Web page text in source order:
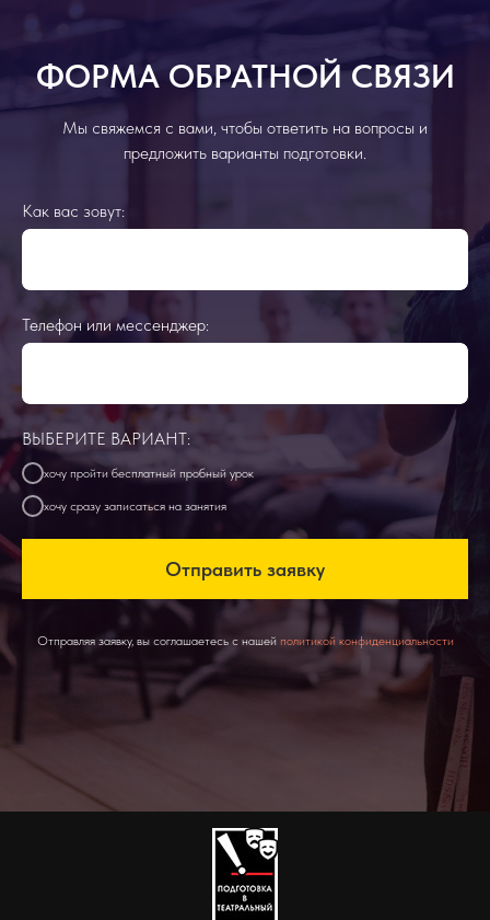
ФОРМА ОБРАТНОЙ СВЯЗИ
Мы свяжемся с вами, чтобы ответить на вопросы и
предложить варианты подготовки.
Как вас зовут:
Телефон или мессенджер:
ВЫБЕРИТЕ ВАРИАНТ:
хочу пройти бесплатный пробный урок
хочу сразу записаться на занятия
Отправить заявку
Отправляя заявку, вы соглашаетесь с нашей политикой конфиденциальности